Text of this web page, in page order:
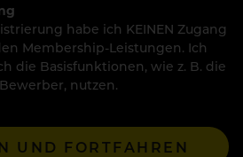
habe ich KEINEN Zugang
Membership-Leistungen. Ich
die Basisfunktionen, wie z. B. die
nutzen.
UND FORTFAHREN